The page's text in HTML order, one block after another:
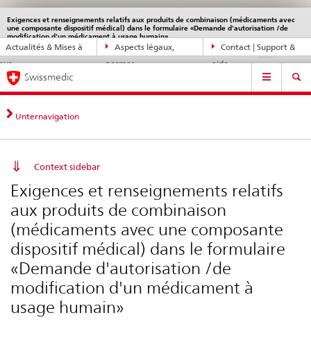
Navigation
directe:
actualités,
bases
contact
Actualités & Mises à
Aspects légaux,
normes
Contact | Support &
aide
Exigences et renseignements relatifs aux produits de combinaison (médicaments avec
une composante dispositif médical) dans le formulaire «Demande d'autorisation /de
modification d'un médicament à usage humain»
DE FR IT EN
Service
navigation
Navigation
Swissmedic
Unternavigation
Context sidebar
Exigences et renseignements relatifs
aux produits de combinaison
(médicaments avec une composante
dispositif médical) dans le formulaire
«Demande d'autorisation /de
modification d'un médicament à
usage humain»